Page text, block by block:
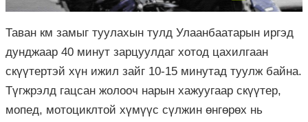
Таван км замыг туулахын тулд Улаанбаатарын иргэд
дунджаар 40 минут зарцуулдаг хотод цахилгаан
скүүтертэй хүн ижил зайг 10-15 минутад туулж байна.
Түгжрэлд гацсан жолооч нарын хажуугаар скүүтер,
мопед, мотоциклтой хүмүүс сүлжин өнгөрөх нь